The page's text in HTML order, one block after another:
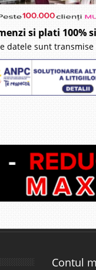
si plati 100%
datele sunt
Contul